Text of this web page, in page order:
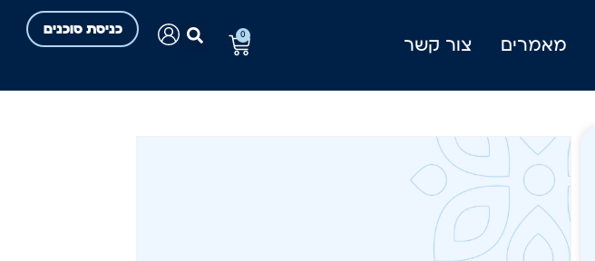
מאמרים צור קשר
כניסת סוכנים 0